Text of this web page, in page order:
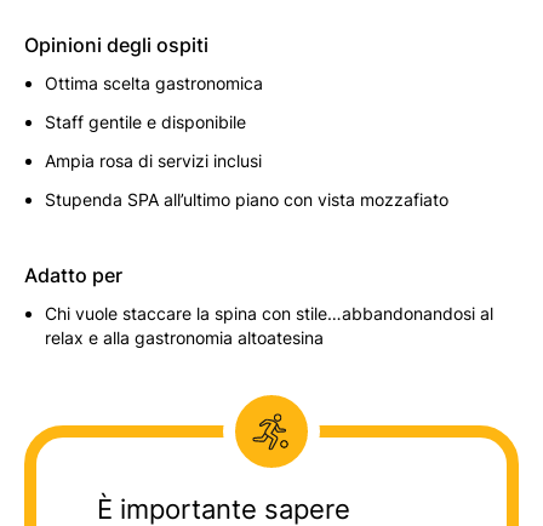
Opinioni degli ospiti
Ottima scelta gastronomica
Staff gentile e disponibile
Ampia rosa di servizi inclusi
Stupenda SPA all’ultimo piano con vista mozzafiato
Adatto per
Chi vuole staccare la spina con stile…abbandonandosi al
relax e alla gastronomia altoatesina
È importante sapere